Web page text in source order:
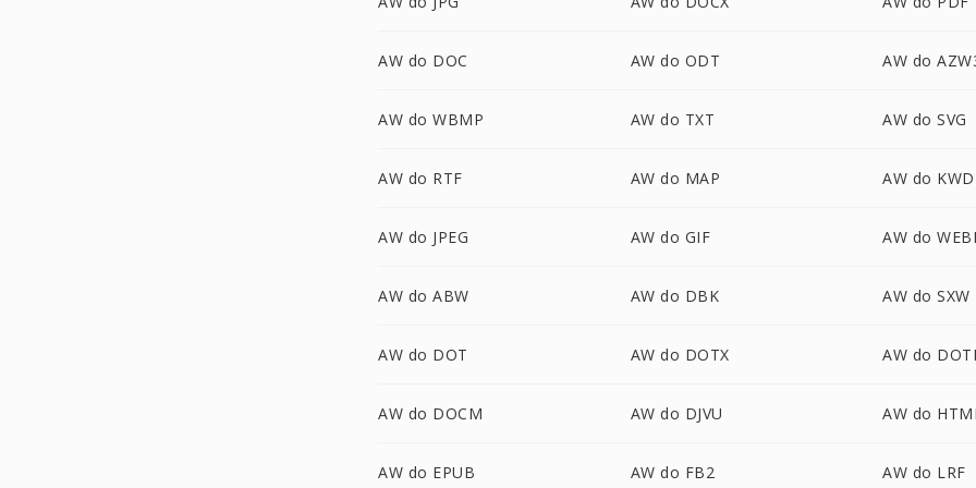
AW do DOC AW do ODT AW do
AW do WBMP AW do TXT AW do SVG
AW do RTF AW do MAP AW do KWD
AW do JPEG AW do GIF AW do
AW do ABW AW do DBK AW do SXW
AW do DOT AW do DOTX AW do
AW do DOCM AW do DJVU AW do
AW do EPUB AW do FB2 AW do LRF